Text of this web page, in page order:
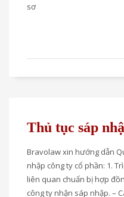
sơ
Thủ tục sáp
Bravolaw xin hướng dẫn
nhập công ty cổ phần: 1.
liên quan chuẩn bị hợp
công ty nhận sáp nhập. –